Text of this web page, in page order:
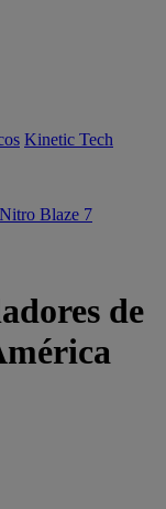
Kinetic Tech
Blaze 7
de